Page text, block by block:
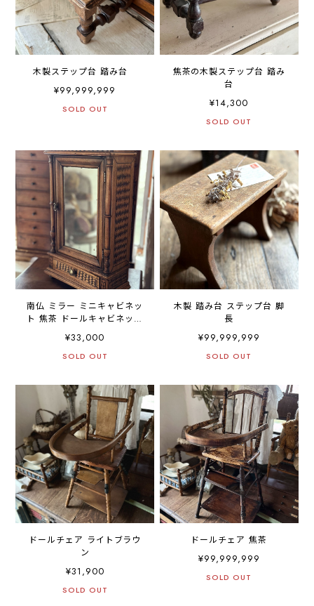
木製ステップ台 踏み台
¥99,999,999
SOLD OUT
焦茶の木製ステップ台 踏み
台
¥14,300
SOLD OUT
南仏 ミラー ミニキャビネッ
ト 焦茶 ドールキャビネット
鏡
¥33,000
SOLD OUT
木製 踏み台 ステップ台 脚
長
¥99,999,999
SOLD OUT
ドールチェア ライトブラウ
ン
¥31,900
SOLD OUT
ドールチェア 焦茶
¥99,999,999
SOLD OUT